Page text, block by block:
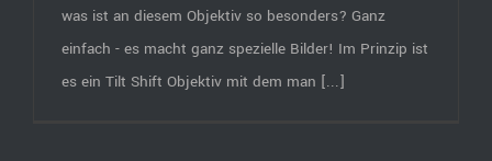
was ist an diesem Objektiv so besonders? Ganz
einfach - es macht ganz spezielle Bilder! Im Prinzip ist
es ein Tilt Shift Objektiv mit dem man [...]